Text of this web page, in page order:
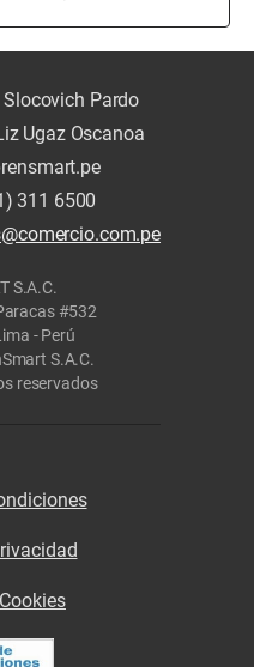
Pardo
Ugaz Oscanoa
311 6500
S.A.C.
#532
- Perú
S.A.C.
reservados